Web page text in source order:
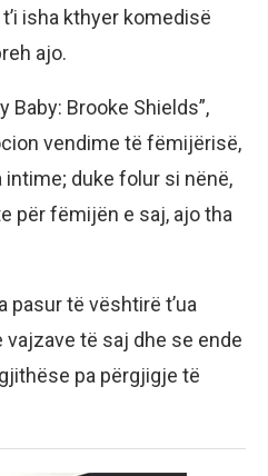
isha kthyer komedisë
ajo.
Baby: Brooke Shields”,
vendime të fëmijërisë,
duke folur si nënë,
për fëmijën e saj, ajo tha
pasur të vështirë t’ua
të saj dhe se ende
pa përgjigje të